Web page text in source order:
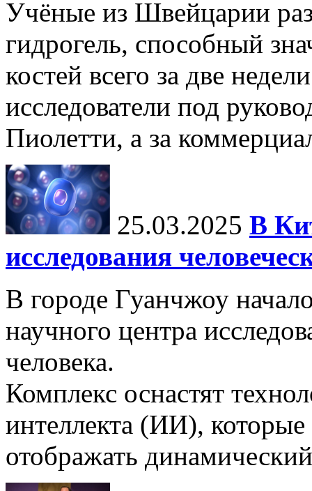
Учёные из Швейцарии
гидрогель, способный
костей всего за две
исследователи под
Пиолетти, а за
25.03.2025 В
исследования
В городе Гуанчжоу
научного центра
человека.
Комплекс оснастят
интеллекта (ИИ),
отображать